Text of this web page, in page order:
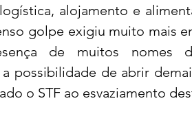
alojamento e
golpe exigiu muito mais
de muitos nomes
possibilidade de abrir
o STF ao esvaziamento